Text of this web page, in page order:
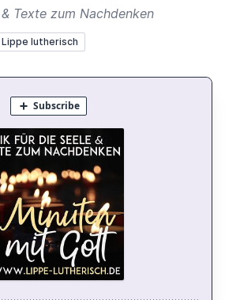
Texte zum Nachdenken
Lippe lutherisch